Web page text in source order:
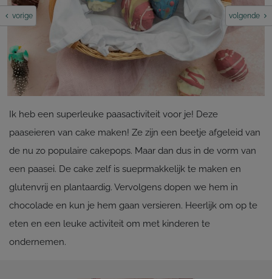
vorige volgende
Ik heb een superleuke paasactiviteit voor je! Deze
paaseieren van cake maken! Ze zijn een beetje afgeleid van
de nu zo populaire cakepops. Maar dan dus in de vorm van
een paasei. De cake zelf is sueprmakkelijk te maken en
glutenvrij en plantaardig. Vervolgens dopen we hem in
chocolade en kun je hem gaan versieren. Heerlijk om op te
eten en een leuke activiteit om met kinderen te
ondernemen.